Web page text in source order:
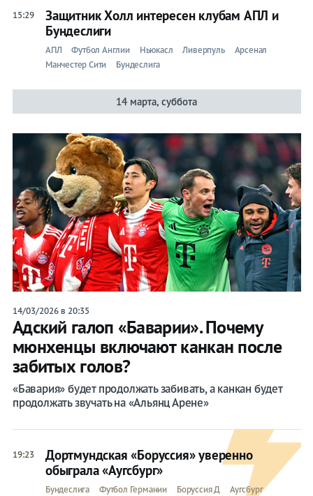
15:29
Защитник Холл интересен клубам АПЛ и
Бундеслиги
АПЛ Футбол Англии Ньюкасл Ливерпуль
Арсенал
Манчестер Сити
Бундеслига
14 марта, суббота
14/03/2026 в 20:35
Адский галоп «Баварии». Почему
мюнхенцы включают канкан после
забитых голов?
«Бавария» будет продолжать забивать, а канкан будет
продолжать звучать на «Альянц Арене»
19:23
Дортмундская «Боруссия» уверенно
обыграла «Аугсбург»
Бундеслига Футбол Германии Боруссия Д Аугсбург